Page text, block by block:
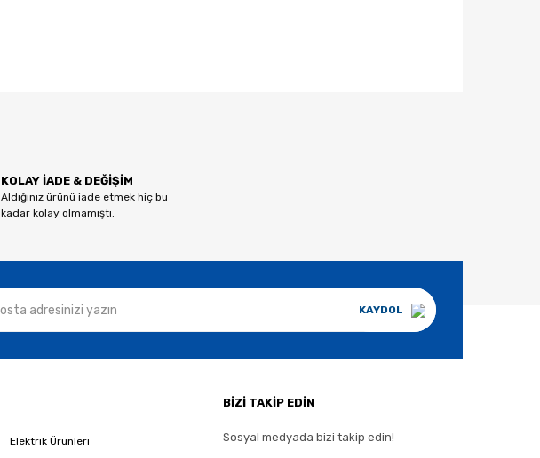
KOLAY İADE & DEĞİŞİM
Aldığınız ürünü iade etmek hiç bu
kadar kolay olmamıştı.
KAYDOL
Elektrik Ürünleri
BİZİ TAKİP EDİN
Sosyal medyada bizi takip edin!